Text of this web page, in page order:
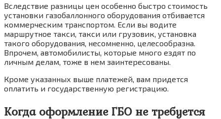
Вследствие разницы цен особенно быстро стоимость
установки газобаллонного оборудования отбивается
коммерческим транспортом. Если вы водите
маршрутное такси, такси или грузовик, установка
такого оборудования, несомненно, целесообразна.
Впрочем, автомобилисты, которые много ездят по
личным делам, тоже в нем заинтересованы.
Кроме указанных выше платежей, вам придется
оплатить и государственную регистрацию.
Когда оформление ГБО не требуется